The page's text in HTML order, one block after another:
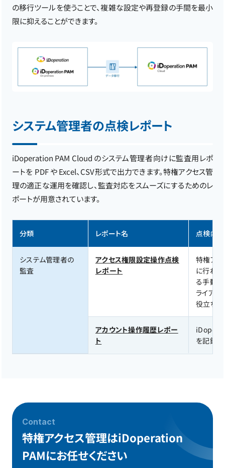
の移行ツールを使うことで、複雑な設定や再登録の手間を最小
限に抑えることができます。
システム管理者の点検レポート
iDoperation PAM Cloud のシステム管理者向けに監査用レポ
ートを PDF や Excel、CSV形式で出力できます。特権アクセス管
理の適正な運用を確認し、監査対応をスムーズにするためのレ
ポートが用意されています。
分類 レポート名 点検内容
システム管理者の
監査
アクセス権限設定操作点検
レポート
特権アク
に行わ
る手動の
ライア
役立ちま
アカウント操作履歴レポー
ト
を記録し
Contact
特権アクセス管理はiDoperation
PAMにお任せください